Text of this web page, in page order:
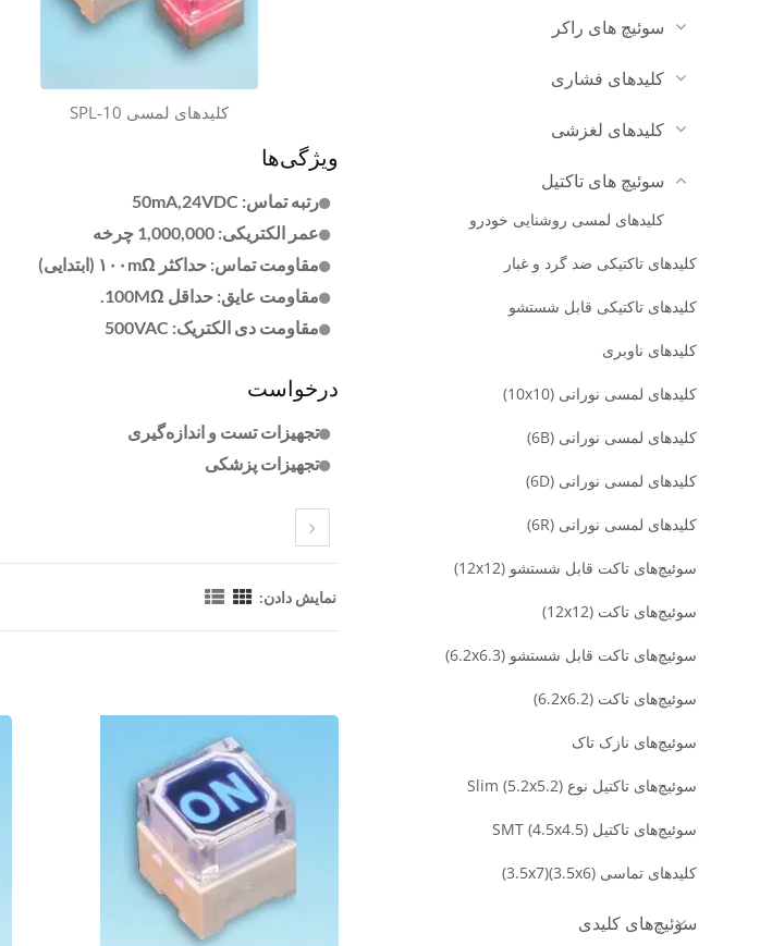
کلیدهای لمسی SPL-10
ویژگی‌ها
رتبه تماس: 50mA,24VDC
عمر الکتریکی: 1,000,000 چرخه
مقاومت تماس: حداکثر ۱۰۰mΩ (ابتدایی)
مقاومت عایق: حداقل 100MΩ.
مقاومت دی الکتریک: 500VAC
درخواست
تجهیزات تست و اندازه‌گیری
تجهیزات پزشکی
نمایش دادن:
سوئیچ های راکر
کلیدهای فشاری
کلیدهای لغزشی
سوئیچ های تاکتیل
کلیدهای لمسی روشنایی خودرو
کلیدهای تاکتیکی ضد گرد و غبار
کلیدهای تاکتیکی قابل شستشو
کلیدهای ناوبری
کلیدهای لمسی نورانی (10x10)
کلیدهای لمسی نورانی (6B)
کلیدهای لمسی نورانی (6D)
کلیدهای لمسی نورانی (6R)
سوئیچ‌های تاکت قابل شستشو (12x12)
سوئیچ‌های تاکت (12x12)
سوئیچ‌های تاکت قابل شستشو (6.2x6.3)
سوئیچ‌های تاکت (6.2x6.2)
سوئیچ‌های نازک تاک
سوئیچ‌های تاکتیل نوع Slim (5.2x5.2)
سوئیچ‌های تاکتیل SMT (4.5x4.5)
کلیدهای تماسی (3.5x6)(3.5x7)
سوئیچ‌های کلیدی